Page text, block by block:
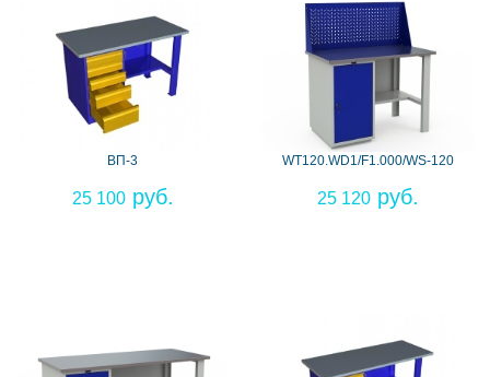
ВП-3
25 100
WT120.WD1/F1.000/WS-120
25 120